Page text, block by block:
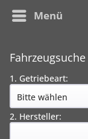
Menü
Fahrzeugsuche
1. Getriebeart:
2. Hersteller: